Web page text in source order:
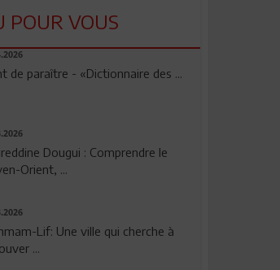
POUR VOUS
de paraître - «Dictionnaire des ...
Dougui : Comprendre le
Orient, ...
Lif: Une ville qui cherche à
...